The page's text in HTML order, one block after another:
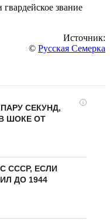
звание
Источник:
© Русская Семерка
i
СЕКУНД,
ШОКЕ ОТ
СССР, ЕСЛИ
ДО 1944